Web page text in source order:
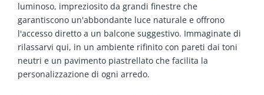
luminoso, impreziosito da grandi finestre che
garantiscono un'abbondante luce naturale e offrono
l'accesso diretto a un balcone suggestivo. Immaginate di
rilassarvi qui, in un ambiente rifinito con pareti dai toni
neutri e un pavimento piastrellato che facilita la
personalizzazione di ogni arredo.